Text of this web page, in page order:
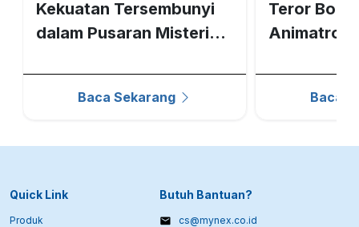
Kekuatan Tersembunyi
dalam Pusaran Misteri
Baca Sekarang
Teror
Baca
Quick Link
Produk
Butuh Bantuan?
cs@mynex.co.id